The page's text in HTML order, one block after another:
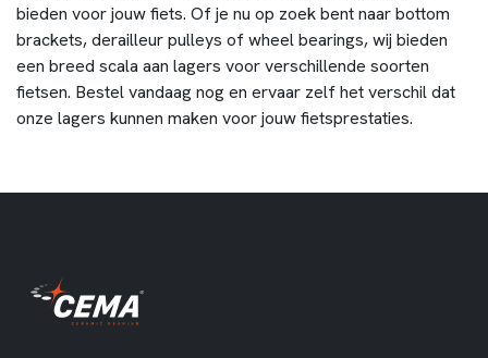
bieden voor jouw fiets. Of je nu op zoek bent naar bottom
brackets, derailleur pulleys of wheel bearings, wij bieden
een breed scala aan lagers voor verschillende soorten
fietsen. Bestel vandaag nog en ervaar zelf het verschil dat
onze lagers kunnen maken voor jouw fietsprestaties.